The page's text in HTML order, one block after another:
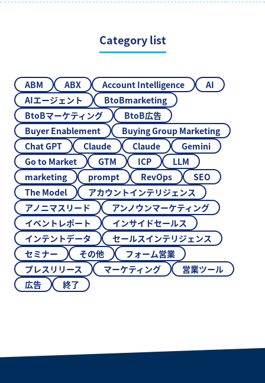
Category list
ABM ABX Account Intelligence
AI
AIエージェント
BtoBmarketing
BtoBマーケティング
BtoB広告
Buyer Enablement
Buying Group Marketing
Chat GPT
Claude Claude
Gemini
Go to Market
GTM ICP
LLM
marketing
prompt RevOps
SEO
The Model
アカウントインテリジェンス
アノニマスリード
アンノウンマーケティング
イベントレポート
インサイドセールス
インテントデータ
セールスインテリジェンス
セミナー
その他
フォーム営業
プレスリリース
マーケティング
営業ツール
広告
終了